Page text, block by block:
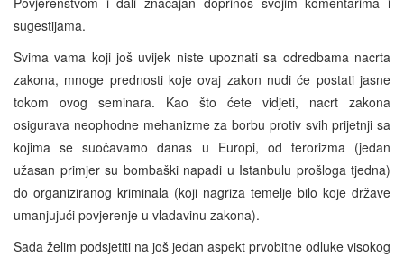
sugestijama.
Svima vama koji još uvijek niste upoznati sa odredbama nacrta
zakona, mnoge prednosti koje ovaj zakon nudi će postati jasne
tokom ovog seminara. Kao što ćete vidjeti, nacrt zakona
osigurava neophodne mehanizme za borbu protiv svih prijetnji sa
kojima se suočavamo danas u Europi, od terorizma (jedan
užasan primjer su bombaški napadi u Istanbulu prošloga tjedna)
do organiziranog kriminala (koji nagriza temelje bilo koje države
umanjujući povjerenje u vladavinu zakona).
Sada želim podsjetiti na još jedan aspekt prvobitne odluke visokog